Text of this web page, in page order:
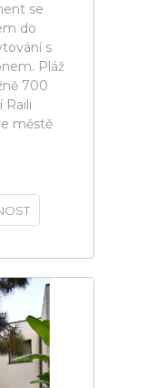
se
do
s
Pláž
700
městě